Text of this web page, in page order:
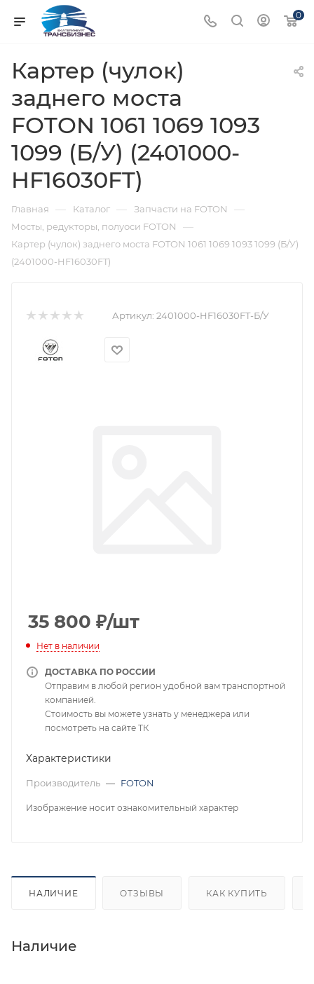
0
Картер (чулок)
заднего моста
FOTON 1061 1069 1093
1099 (Б/У) (2401000-
HF16030FT)
Главная — Каталог — Запчасти на FOTON —
Мосты, редукторы, полуоси FOTON —
Картер (чулок) заднего моста FOTON 1061 1069 1093 1099 (Б/У)
(2401000-HF16030FT)
Артикул: 2401000-HF16030FT-Б/У
35 800 ₽/шт
Нет в наличии
ДОСТАВКА ПО РОССИИ
Отправим в любой регион удобной вам транспортной
компанией.
Стоимость вы можете узнать у менеджера или
посмотреть на сайте ТК
Характеристики
Производитель — FOTON
Изображение носит ознакомительный характер
НАЛИЧИЕ ОТЗЫВЫ КАК КУПИТЬ
Наличие